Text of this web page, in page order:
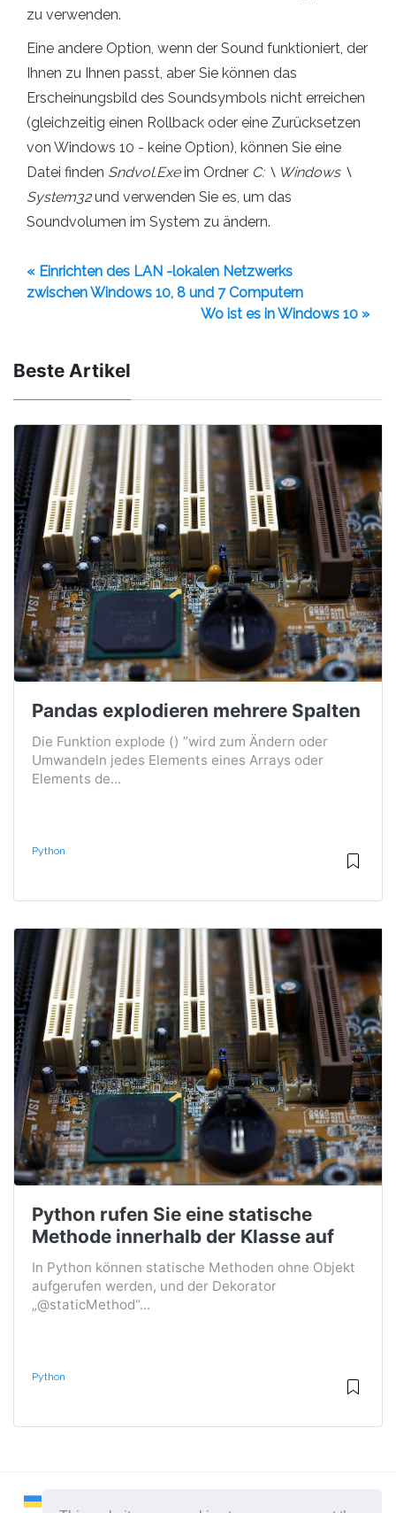
zu verwenden.
Eine andere Option, wenn der Sound funktioniert, der
Ihnen zu Ihnen passt, aber Sie können das
Erscheinungsbild des Soundsymbols nicht erreichen
(gleichzeitig einen Rollback oder eine Zurücksetzen
von Windows 10 - keine Option), können Sie eine
Datei finden Sndvol.Exeim Ordner C: \ Windows \
System32und verwenden Sie es, um das
Soundvolumen im System zu ändern.
« Einrichten des LAN -lokalen Netzwerks
zwischen Windows 10, 8 und 7 Computern
Wo ist es in Windows 10 »
Beste Artikel
Pandas explodieren mehrere Spalten
Die Funktion explode () ”wird zum Ändern oder
Umwandeln jedes Elements eines Arrays oder
Elements de...
Python
Python rufen Sie eine statische
Methode innerhalb der Klasse auf
In Python können statische Methoden ohne Objekt
aufgerufen werden, und der Dekorator
„@staticMethod“...
Python